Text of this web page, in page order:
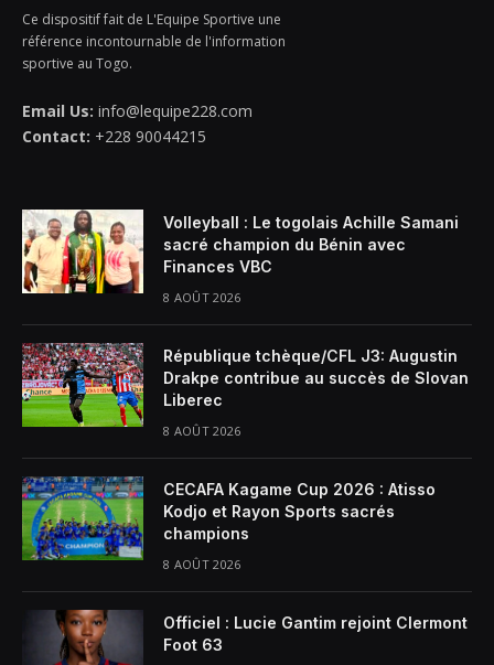
Ce dispositif fait de L'Equipe Sportive une
référence incontournable de l'information
sportive au Togo.
Email Us: info@lequipe228.com
Contact: +228 90044215
Volleyball : Le togolais Achille Samani
sacré champion du Bénin avec
Finances VBC
8 AOÛT 2026
République tchèque/CFL J3: Augustin
Drakpe contribue au succès de Slovan
Liberec
8 AOÛT 2026
CECAFA Kagame Cup 2026 : Atisso
Kodjo et Rayon Sports sacrés
champions
8 AOÛT 2026
Officiel : Lucie Gantim rejoint Clermont
Foot 63